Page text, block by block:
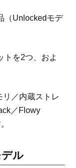
（Unlockedモデ
トを2つ、およ
／内蔵ストレ
／Flowy
ル